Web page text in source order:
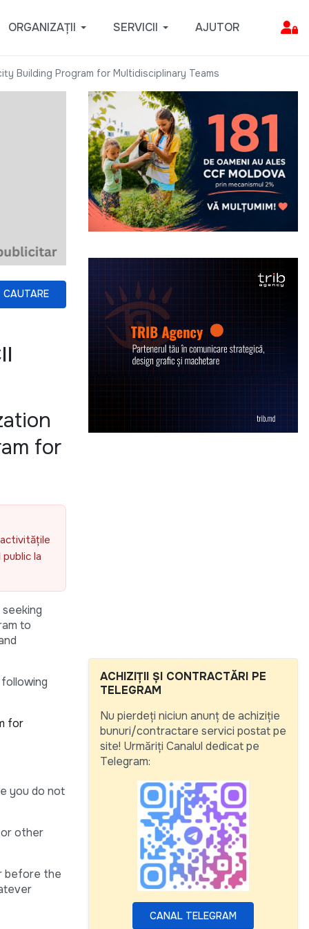
ORGANIZAȚII SERVICII AJUTOR
Building Program for Multidisciplinary Teams
CAUTARE
for
la
to
for
you do not
other
before the
ACHIZIȚII ȘI CONTRACTĂRI PE
TELEGRAM
Nu pierdeți niciun anunț de achiziție
bunuri/contractare servici postat pe
site! Urmăriți Canalul dedicat pe
Telegram:
CANAL TELEGRAM